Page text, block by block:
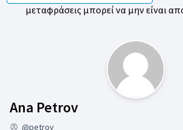
μεταφράσεις μπορεί να μην είναι
Ana PetrovΑκόλουθοι (Ana
@petrov